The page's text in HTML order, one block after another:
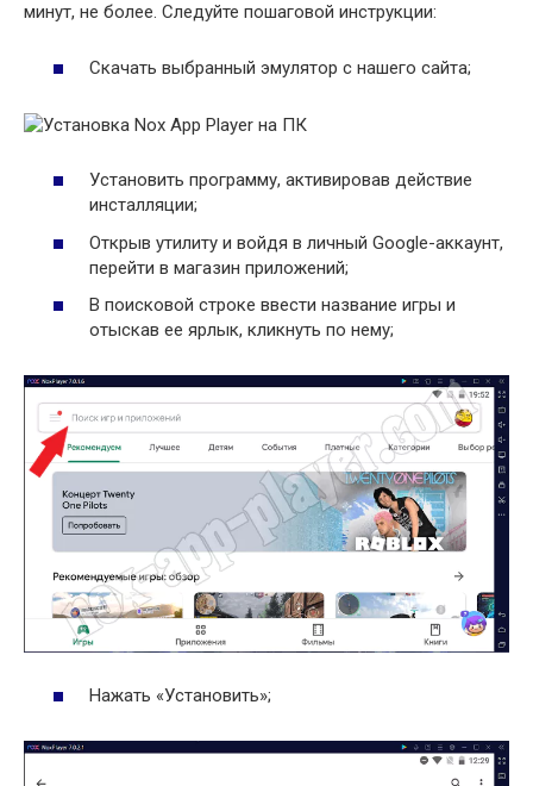
минут, не более. Следуйте пошаговой инструкции:
Скачать выбранный эмулятор с нашего сайта;
Установить программу, активировав действие
инсталляции;
Открыв утилиту и войдя в личный Google-аккаунт,
перейти в магазин приложений;
В поисковой строке ввести название игры и
отыскав ее ярлык, кликнуть по нему;
Нажать «Установить»;